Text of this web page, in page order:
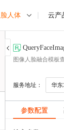
人体 云产
图像人脸融合模板
服务地址： 华东
参数配置